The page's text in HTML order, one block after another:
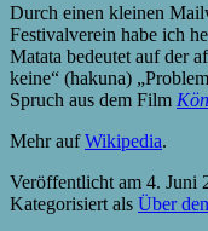
Durch einen kleinen
Festivalverein habe ich
Matata bedeutet auf der
keine“ (hakuna)
Spruch aus dem Film
Mehr aufWikipedia.
Veröffentlicht am 4. Juni
Kategorisiert als Über